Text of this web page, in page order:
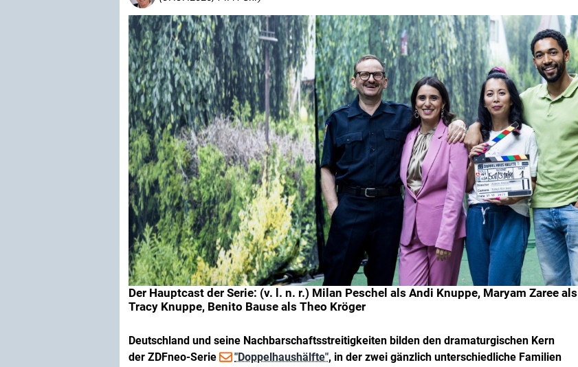
Der Hauptcast der Serie: (v. l. n. r.) Milan Peschel als Andi Knuppe, Maryam Zaree
Tracy Knuppe, Benito Bause als Theo Kröger
Deutschland und seine Nachbarschaftsstreitigkeiten bilden den dramaturgischen Kern
der ZDFneo-Serie
"Doppelhaushälfte", in der zwei gänzlich unterschiedliche Familien